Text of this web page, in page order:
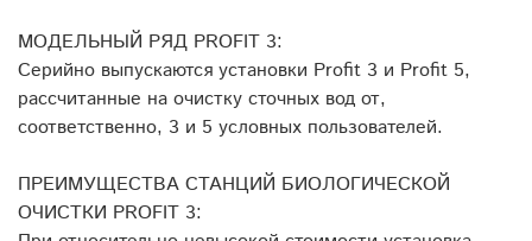
МОДЕЛЬНЫЙ РЯД PROFIT 3:
Серийно выпускаются установки Profit 3 и Profit 5,
рассчитанные на очистку сточных вод от,
соответственно, 3 и 5 условных пользователей.
ПРЕИМУЩЕСТВА СТАНЦИЙ БИОЛОГИЧЕСКОЙ
ОЧИСТКИ PROFIT 3: